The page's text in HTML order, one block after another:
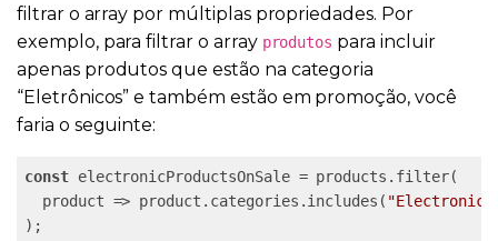
filtrar o array por múltiplas propriedades. Por
exemplo, para filtrar o array produtos para incluir
apenas produtos que estão na categoria
“Eletrônicos” e também estão em promoção, você
faria o seguinte:
const electronicProductsOnSale = products.filter(
  product => product.categories.includes(